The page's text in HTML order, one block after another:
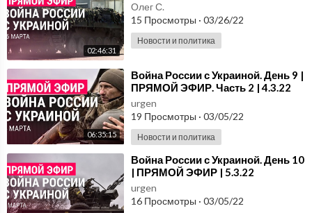
02:46:31
Олег С.
15 Просмотры · 03/26/22
Новости и политика
06:35:15
⁣Война России с Украиной. День 9 |
ПРЯМОЙ ЭФИР. Часть 2 | 4.3.22
urgen
19 Просмотры · 03/05/22
Новости и политика
⁣Война России с Украиной. День 10
| ПРЯМОЙ ЭФИР | 5.3.22
urgen
16 Просмотры · 03/05/22